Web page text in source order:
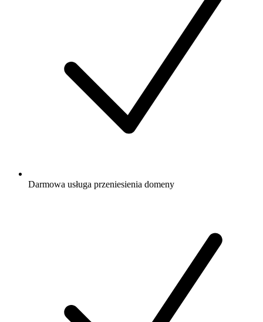
Darmowa usługa przeniesienia domeny